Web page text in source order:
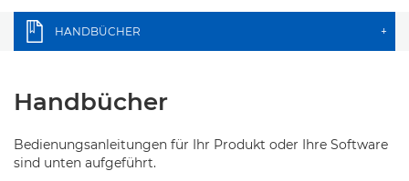
HANDBÜCHER +
Handbücher
Bedienungsanleitungen für Ihr Produkt oder Ihre Software
sind unten aufgeführt.